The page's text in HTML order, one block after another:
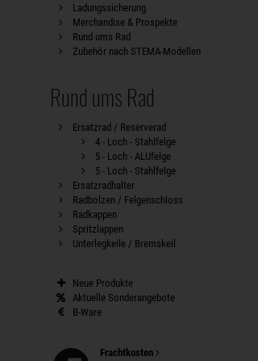
Ladungssicherung
Merchandise & Prospekte
Rund ums Rad
Zubehör nach STEMA-Modellen
Rund ums Rad
Ersatzrad / Reserverad
4 - Loch - Stahlfelge
5 - Loch - ALUfelge
5 - Loch - Stahlfelge
Ersatzradhalter
Radbolzen / Felgenschloss
Radkappen
Spritzlappen
Unterlegkeile / Bremskeil
Neue Produkte
Aktuelle Sonderangebote
B-Ware
Frachtkosten